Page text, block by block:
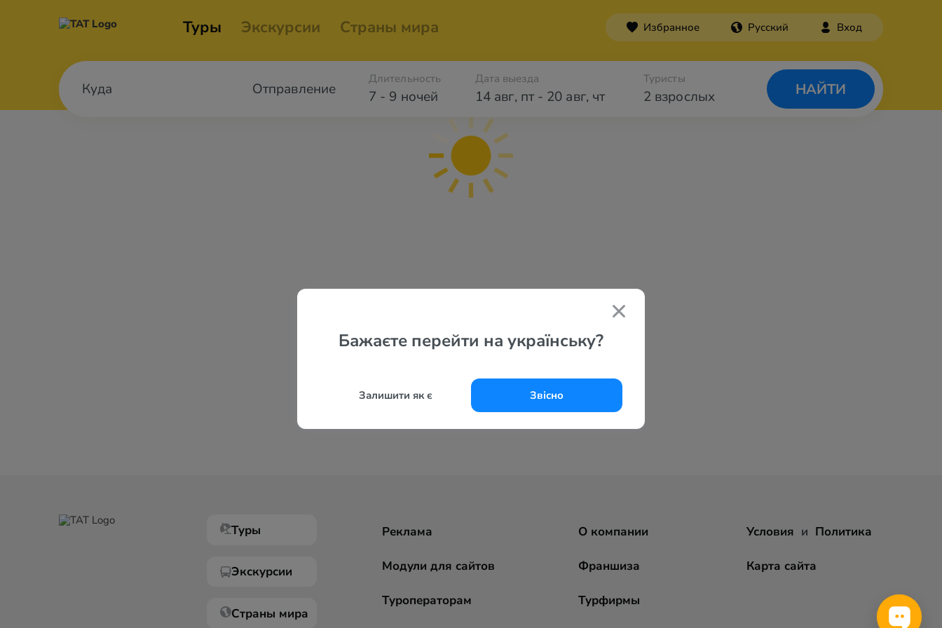
Туры Экскурсии Страны мира Избранное Русский Вход
Отправление 7 - 9 ночей
Длительность Дата выезда
14 авг, пт- 20 авг, чт 2 взрослых
Туристы
НАЙТИ
Бажаєте перейти на українську?
Залишити як є Звісно
Туры
Экскурсии
Страны мира
Реклама
Модули для сайтов
Туроператорам
О компании
Франшиза
Турфирмы
Условия и Политика
Карта сайта